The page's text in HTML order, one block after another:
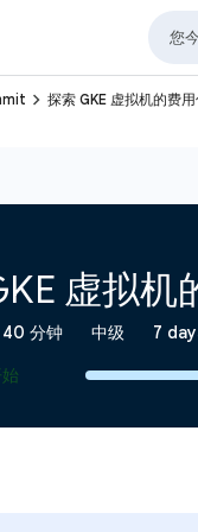
navigate_next 探索 GKE 虚拟机的费